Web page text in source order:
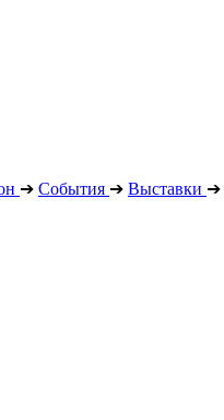
➔ События ➔ Выставки ➔